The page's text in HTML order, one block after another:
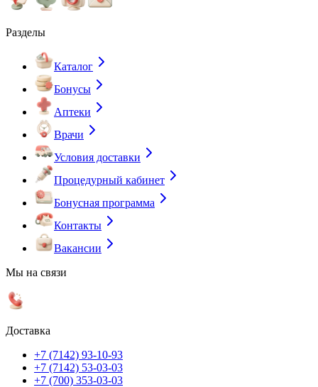
Разделы
Каталог
Бонусы
Аптеки
Врачи
Условия доставки
Процедурный кабинет
Бонусная программа
Контакты
Вакансии
Мы на связи
Доставка
+7 (7142) 93-10-93
+7 (7142) 53-03-03
+7 (700) 353-03-03